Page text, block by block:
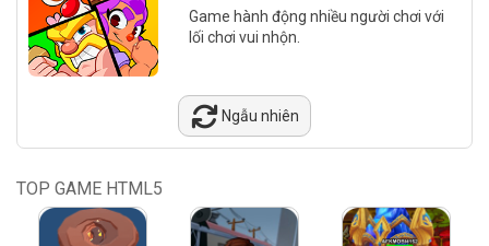
Game hành động nhiều người chơi với
lối chơi vui nhộn.
Ngẫu nhiên
TOP GAME HTML5